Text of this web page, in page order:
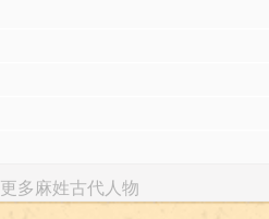
更多麻姓古代人物